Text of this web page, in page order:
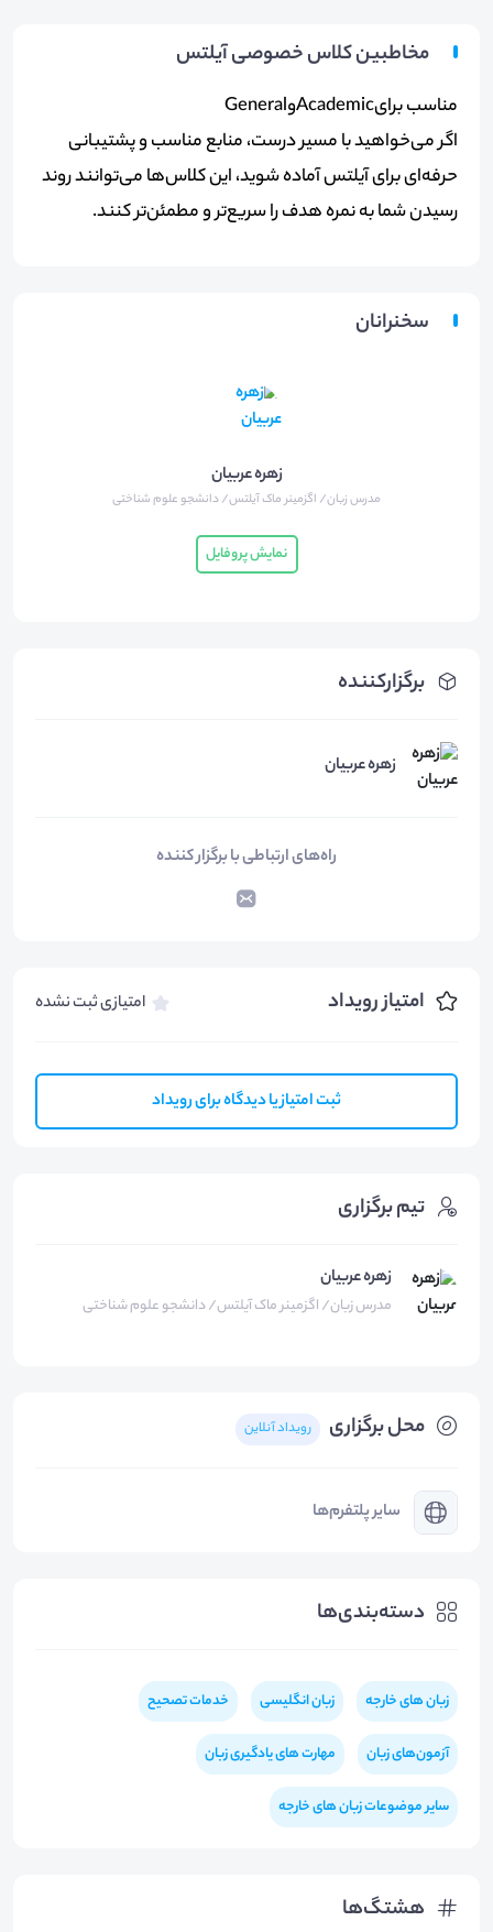
برگزارکننده
زهره عربیان
راه‌های ارتباطی با برگزار کننده
امتیاز رویداد امتیازی ثبت نشده
ثبت امتیاز یا دیدگاه برای رویداد
محل برگزاری رویداد آنلاین
سایر پلتفرم‌ها
دسته‌بندی‌ها
زبان های خارجه زبان انگلیسی خدمات تصحیح
آزمون‌های زبان مهارت های یادگیری زبان
سایر موضوعات زبان های خارجه
هشتگ‌ها
تیم برگزاری
زهره عربیان
مدرس زبان/ اگزمینر ماک آیلتس/ دانشجو علوم شناختی
مخاطبین کلاس خصوصی آیلتس
مناسب برایAcademicوGeneral
اگر می‌خواهید با مسیر درست، منابع مناسب و پشتیبانی
حرفه‌ای برای آیلتس آماده شوید، این کلاس‌ها می‌توانند روند
رسیدن شما به نمره هدف را سریع‌تر و مطمئن‌تر کنند.
سخنرانان
زهره عربیان
مدرس زبان/ اگزمینر ماک آیلتس/ دانشجو علوم شناختی
نمایش پروفایل